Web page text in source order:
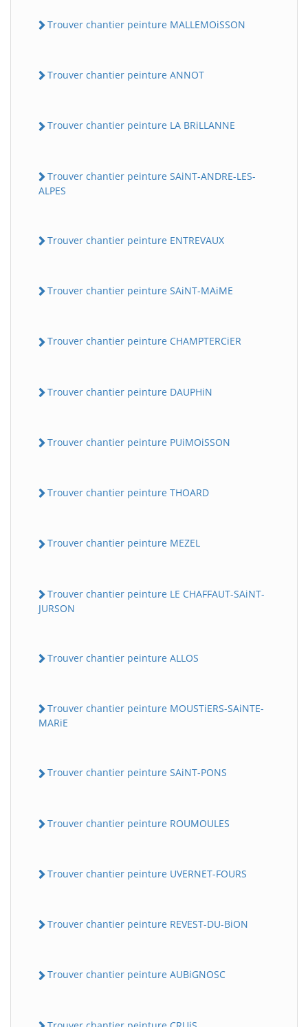
Trouver chantier peinture MALLEMOiSSON
Trouver chantier peinture ANNOT
Trouver chantier peinture LA BRiLLANNE
Trouver chantier peinture SAiNT-ANDRE-LES-
ALPES
Trouver chantier peinture ENTREVAUX
Trouver chantier peinture SAiNT-MAiME
Trouver chantier peinture CHAMPTERCiER
Trouver chantier peinture DAUPHiN
Trouver chantier peinture PUiMOiSSON
Trouver chantier peinture THOARD
Trouver chantier peinture MEZEL
Trouver chantier peinture LE CHAFFAUT-SAiNT-
JURSON
Trouver chantier peinture ALLOS
Trouver chantier peinture MOUSTiERS-SAiNTE-
MARiE
Trouver chantier peinture SAiNT-PONS
Trouver chantier peinture ROUMOULES
Trouver chantier peinture UVERNET-FOURS
Trouver chantier peinture REVEST-DU-BiON
Trouver chantier peinture AUBiGNOSC